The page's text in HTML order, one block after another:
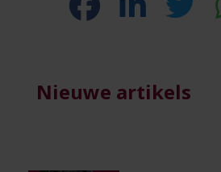
Nieuwe artikels